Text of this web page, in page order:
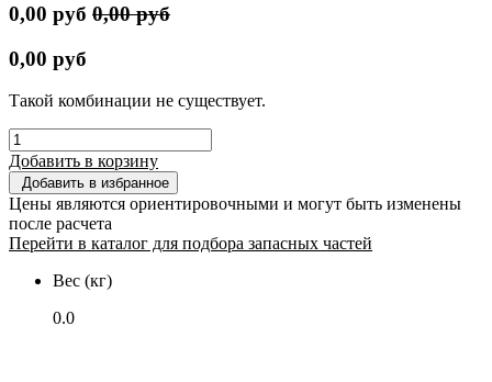
0,00 руб 0,00руб
0,00 руб
Такой комбинации не существует.
Добавить в корзину
Добавить в избранное
Цены являются ориентировочными и могут быть изменены
после расчета
Перейти в каталог для подбора запасных частей
Вес (кг)
0.0